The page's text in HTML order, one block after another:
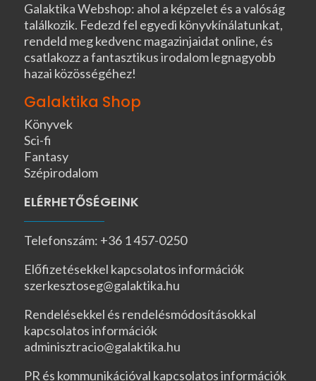
Galaktika Webshop: ahol a képzelet és a valóság
találkozik. Fedezd fel egyedi könyvkínálatunkat,
rendeld meg kedvenc magazinjaidat online, és
csatlakozz a fantasztikus irodalom legnagyobb
hazai közösségéhez!
Galaktika Shop
Könyvek
Sci-fi
Fantasy
Szépirodalom
ELÉRHETŐSÉGEINK
Telefonszám: +36 1 457-0250
Előfizetésekkel kapcsolatos információk
szerkesztoseg@galaktika.hu
Rendelésekkel és rendelésmódosításokkal
kapcsolatos információk
adminisztracio@galaktika.hu
PR és kommunikációval kapcsolatos információk